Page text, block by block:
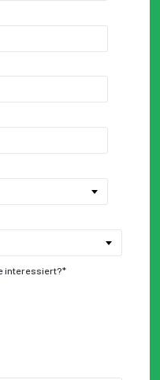
interessiert?*